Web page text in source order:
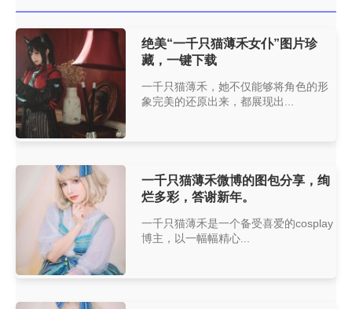
绝美“一千只猫薄禾女仆”图片珍
藏，一键下载
一千只猫薄禾，她不仅能够将角色的形
象完美的还原出来，都展现出...
一千只猫薄禾微博的图包分享，绚
烂多彩，答谢新年。
一千只猫薄禾是一个备受喜爱的cosplay
博主，以一幅幅精心...